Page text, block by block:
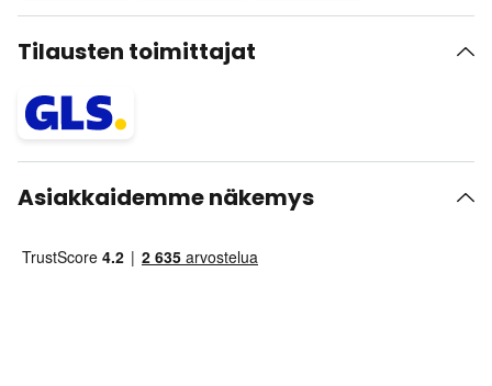
Tilausten toimittajat
Asiakkaidemme näkemys